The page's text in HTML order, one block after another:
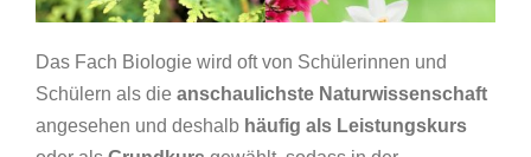
Das Fach Biologie wird oft von Schülerinnen und
Schülern als die anschaulichste Naturwissenschaft
angesehen und deshalb häufig als Leistungskurs